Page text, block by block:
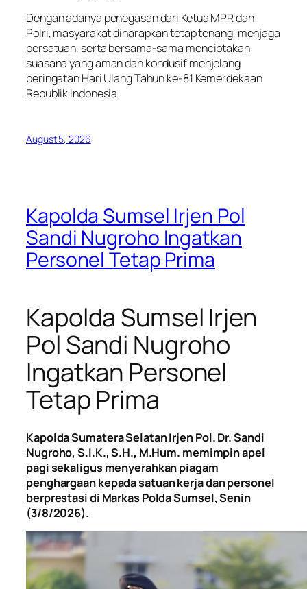
Dengan adanya penegasan dari Ketua MPR dan
Polri, masyarakat diharapkan tetap tenang, menjaga
persatuan, serta bersama-sama menciptakan
suasana yang aman dan kondusif menjelang
peringatan Hari Ulang Tahun ke-81 Kemerdekaan
Republik Indonesia
August 5, 2026
Kapolda Sumsel Irjen Pol
Sandi Nugroho Ingatkan
Personel Tetap Prima
Kapolda Sumsel Irjen
Pol Sandi Nugroho
Ingatkan Personel
Tetap Prima
Kapolda Sumatera Selatan Irjen Pol. Dr. Sandi
Nugroho, S.I.K., S.H., M.Hum. memimpin apel
pagi sekaligus menyerahkan piagam
penghargaan kepada satuan kerja dan personel
berprestasi di Markas Polda Sumsel, Senin
(3/8/2026).